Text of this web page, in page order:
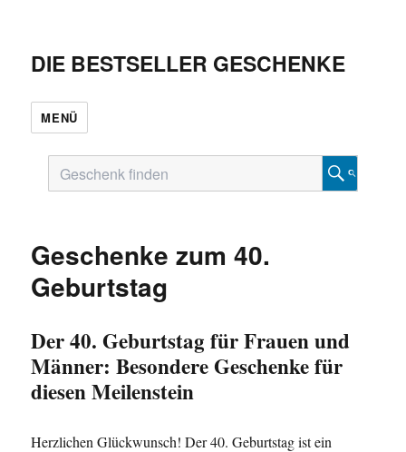
DIE BESTSELLER GESCHENKE
MENÜ
Geschenke zum 40.
Geburtstag
Der 40. Geburtstag für Frauen und
Männer: Besondere Geschenke für
diesen Meilenstein
Herzlichen Glückwunsch! Der 40. Geburtstag ist ein